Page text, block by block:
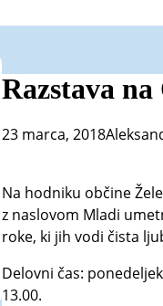
Razstava
23 marca, 2018
Na hodniku občine
z naslovom Mladi
roke, ki jih vodi čista
Delovni čas:
13.00.